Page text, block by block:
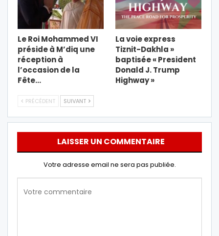
Le Roi Mohammed VI
préside à M’diq une
réception à
l’occasion de la
Fête…
La voie express
Tiznit-Dakhla »
baptisée « President
Donald J. Trump
Highway »
PRÉCÉDENT SUIVANT
LAISSER UN COMMENTAIRE
Votre adresse email ne sera pas publiée.